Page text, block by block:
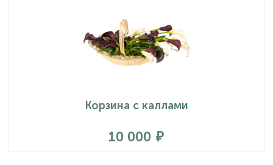
Корзина с каллами
10 000